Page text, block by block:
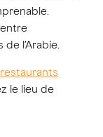
l’Arabie.
restaurants
le lieu de